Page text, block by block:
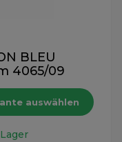
BLEU
4065/09
auswählen